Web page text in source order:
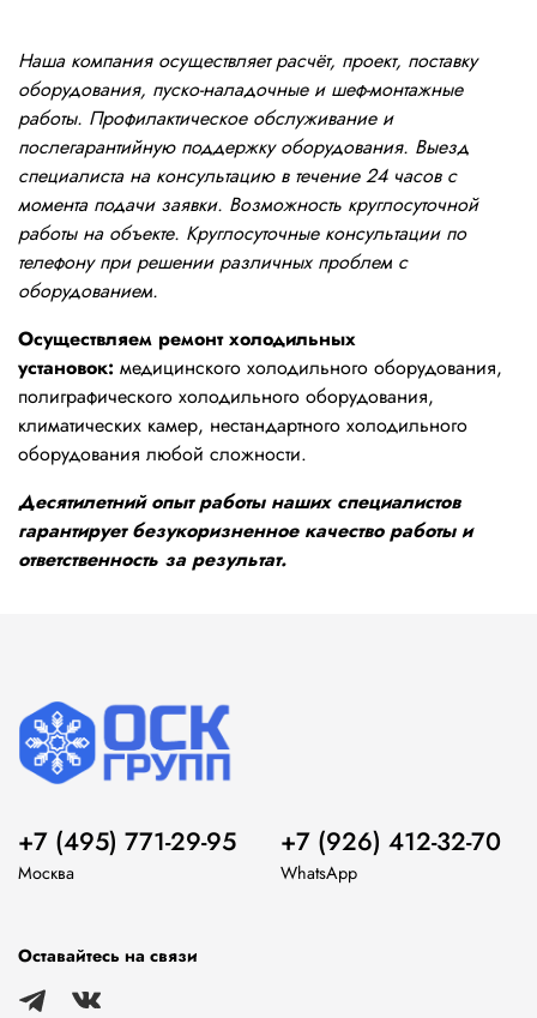
Наша компания осуществляет расчёт, проект, поставку
оборудования, пуско-наладочные и шеф-монтажные
работы. Профилактическое обслуживание и
послегарантийную поддержку оборудования. Выезд
специалиста на консультацию в течение 24 часов с
момента подачи заявки. Возможность круглосуточной
работы на объекте. Круглосуточные консультации по
телефону при решении различных проблем с
оборудованием.
Осуществляем ремонт холодильных
установок: медицинского холодильного оборудования,
полиграфического холодильного оборудования,
климатических камер, нестандартного холодильного
оборудования любой сложности.
Десятилетний опыт работы наших специалистов
гарантирует безукоризненное качество работы и
ответственность за результат.
+7 (495) 771-29-95
Москва
+7 (926) 412-32-70
WhatsApp
Оставайтесь на связи